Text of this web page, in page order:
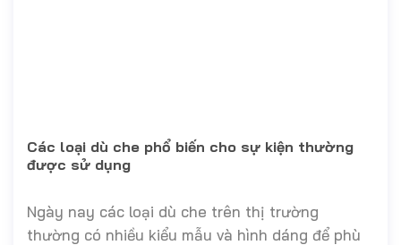
Các loại dù che phổ biến cho sự kiện thường
được sử dụng
Ngày nay các loại dù che trên thị trường
thường có nhiều kiểu mẫu và hình dáng để phù